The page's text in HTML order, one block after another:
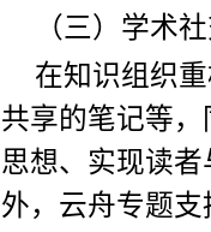
（三）学术
在知识组织
共享的笔记等
思想、实现读
外，云舟专题